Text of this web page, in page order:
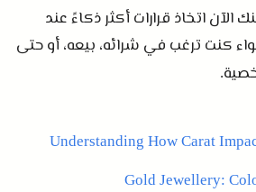
الآن اتخاذ قرارات أكثر ذكاءً عند
كنت ترغب في شرائه، بيعه، أو حتى
.
Understanding How Carat
Gold Jewellery: